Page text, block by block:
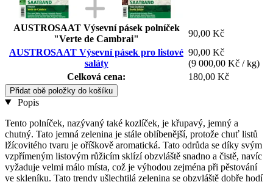
AUSTROSAAT Výsevní pásek polníček
"Verte de Cambrai"
90,00 Kč
AUSTROSAAT Výsevní pásek pro listové
saláty
90,00 Kč
(9 000,00 Kč / kg)
Celková cena:
180,00 Kč
Přidat obě položky do košíku
Popis
Tento polníček, nazývaný také kozlíček, je křupavý, jemný a
chutný. Tato jemná zelenina je stále oblíbenější, protože chuť listů
lžícovitého tvaru je oříškově aromatická. Tato odrůda se díky svým
vzpřímeným listovým růžicím sklízí obzvláště snadno a čistě, navíc
vyžaduje velmi málo místa, což je výhodou zejména při pěstování
ve skleníku. Tato trendy ušlechtilá zelenina se obzvláště dobře hodí